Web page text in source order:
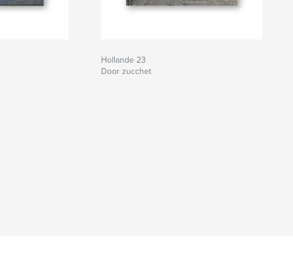
Hollande 23
Door zucchet